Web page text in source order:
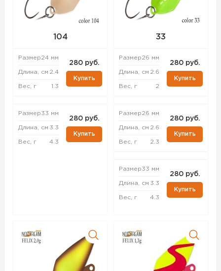
104
Размер24 мм
Длина, см 2.4
Вес, г 1.3
280 руб.
Купить
Размер33 мм
Длина, см 3.3
Вес, г 4.3
280 руб.
Купить
33
Размер26 мм
Длина, см 2.6
Вес, г 2
280 руб.
Купить
Размер26 мм
Длина, см 2.6
Вес, г 2.3
280 руб.
Купить
Размер33 мм
Длина, см 3.3
Вес, г 4.3
280 руб.
Купить